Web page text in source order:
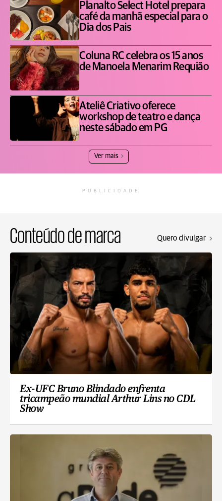
Planalto Select Hotel prepara
café da manhã especial para o
Dia dos Pais
Coluna RC celebra os 15 anos
de Manoela Menarim Requião
Ateliê Criativo oferece
workshop de teatro e dança
neste sábado em PG
Ver mais
PUBLICIDADE
Conteúdo de marca Quero divulgar
Ex-UFC Bruno Blindado enfrenta
tricampeão mundial Arthur Lins no CDL
Show